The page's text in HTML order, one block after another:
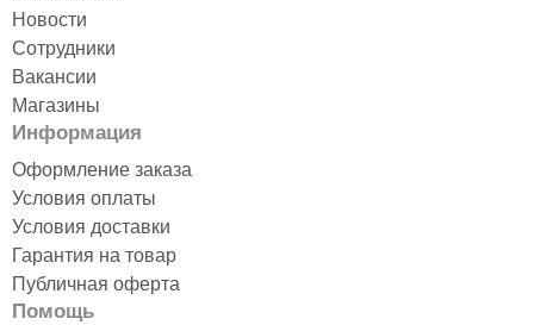
Новости
Сотрудники
Вакансии
Магазины
Информация
Оформление заказа
Условия оплаты
Условия доставки
Гарантия на товар
Публичная оферта
Помощь